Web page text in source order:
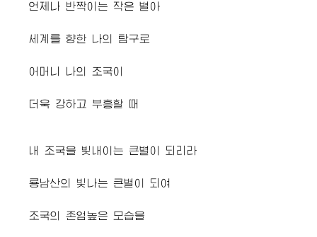
언제나 반짝이는 작은 별아
세계를 향한 나의 탐구로
어머니 나의 조국이
더욱 강하고 부흥할 때
내 조국을 빛내이는 큰별이 되리라
룡남산의 빛나는 큰별이 되여
조국의 존엄높은 모습을